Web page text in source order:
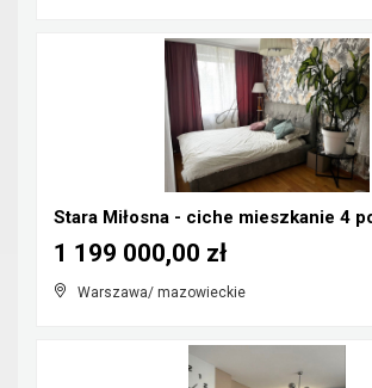
Stara Miłosna - ciche mieszkanie 4
Warszawa/ mazowieckie
1 199 000,00 zł